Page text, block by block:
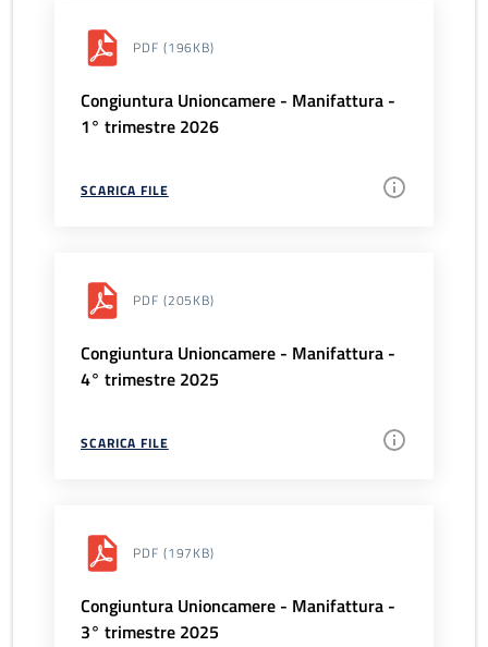
PDF (196KB)
Congiuntura Unioncamere - Manifattura -
1° trimestre 2026
SCARICA FILE
PDF (205KB)
Congiuntura Unioncamere - Manifattura -
4° trimestre 2025
SCARICA FILE
PDF (197KB)
Congiuntura Unioncamere - Manifattura -
3° trimestre 2025